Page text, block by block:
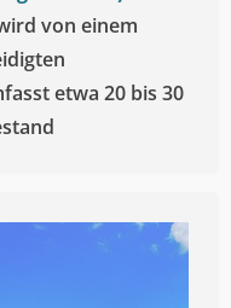
von einem
etwa 20 bis 30